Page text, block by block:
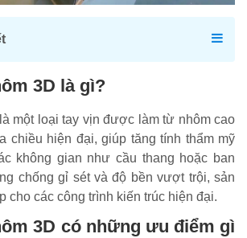
3D là gì?
một loại tay vịn được làm từ nhôm cao
chiều hiện đại, giúp tăng tính thẩm mỹ
không gian như cầu thang hoặc ban
chống gỉ sét và độ bền vượt trội, sản
cho các công trình kiến trúc hiện đại.
3D có những ưu điểm gì